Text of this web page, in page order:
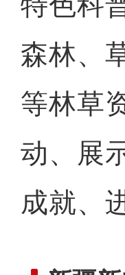
森林、
等林草
动、展
成就、